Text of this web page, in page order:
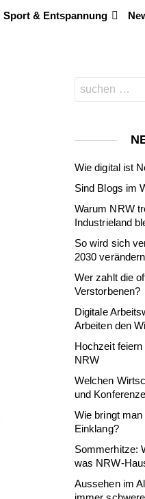
Sport & Entspannung
Search
for:
Wie digital ist
Sind Blogs im
Warum NRW
Industrieland
So wird sich
2030 verändern
Wer zahlt die
Verstorbenen?
Digitale
Arbeiten den
Hochzeit
NRW
Welchen
und
Wie bringt
Einklang?
Sommerhitze:
was NRW-
Aussehen im